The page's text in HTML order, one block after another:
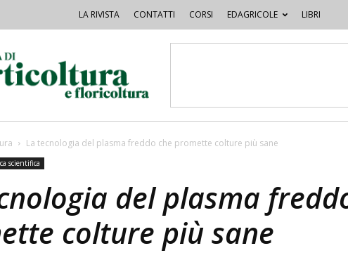
LA RIVISTA CONTATTI CORSI EDAGRICOLE LIBRI
La tecnologia del plasma freddo che promette colture più sane
scientifica
del plasma
colture più sane